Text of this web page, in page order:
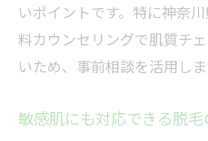
いポイントです。特に神奈
料カウンセリングで肌質チ
いため、事前相談を活用しま
敏感肌にも対応できる脱